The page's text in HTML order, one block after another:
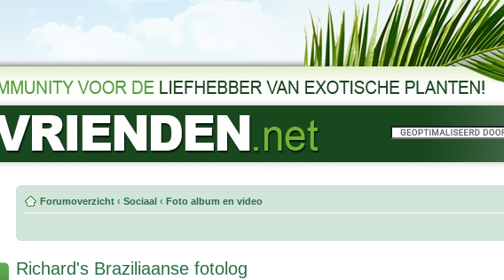
Forumoverzicht ‹ Sociaal ‹ Foto album en video
Richard's Braziliaanse fotolog